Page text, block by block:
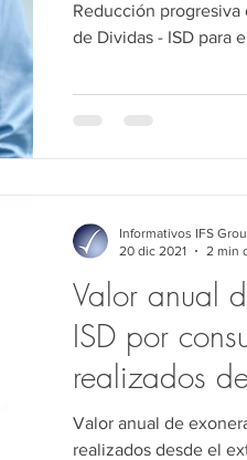
Reducción progresiva
de Dividas - ISD para
Valor anual
ISD por
realizados
Valor anual de
realizados desde el
Informativos IFS
20 dic 2021
2 min